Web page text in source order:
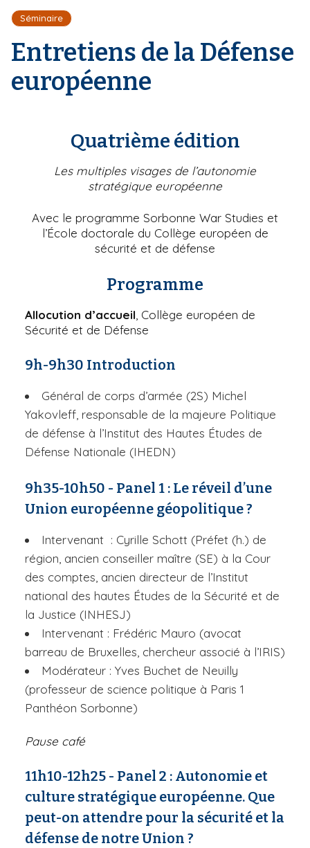
d
'
r
i
a
n
Séminaire
Entretiens de la Défense
européenne
Quatrième édition
Les multiples visages de l’autonomie
stratégique européenne
Avec le programme Sorbonne War Studies et
l’École doctorale du Collège européen de
sécurité et de défense
Programme
Allocution d’accueil , Collège européen de
Sécurité et de Défense
9h-9h30 Introduction
Général de corps d’armée (2S) Michel
Yakovleff, responsable de la majeure Politique
de défense à l’Institut des Hautes Études de
Défense Nationale (IHEDN)
9h35-10h50 - Panel 1 : Le réveil d’une
Union européenne géopolitique ?
Intervenant : Cyrille Schott (Préfet (h.) de
région, ancien conseiller maître (SE) à la Cour
des comptes, ancien directeur de l’Institut
national des hautes Études de la Sécurité et de
la Justice (INHESJ)
Intervenant : Frédéric Mauro (avocat
barreau de Bruxelles, chercheur associé à l’IRIS)
Modérateur : Yves Buchet de Neuilly
(professeur de science politique à Paris 1
Panthéon Sorbonne)
Pause café
11h10-12h25 - Panel 2 : Autonomie et
culture stratégique européenne. Que
peut-on attendre pour la sécurité et la
défense de notre Union ?